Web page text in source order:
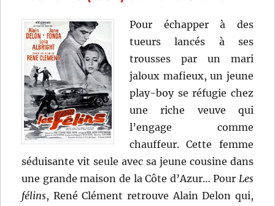
Pour échapper à des
tueurs lancés à ses
trousses par un mari
jaloux mafieux, un jeune
play-boy se réfugie chez
une riche veuve qui
l’engage comme
chauffeur. Cette femme
séduisante vit seule avec sa jeune cousine dans
une grande maison de la Côte d’Azur… Pour Les
félins, René Clément retrouve Alain Delon qui,